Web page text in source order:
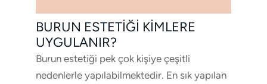
BURUN ESTETIĞI KIMLERE
UYGULANIR?
Burun estetiği pek çok kişiye çeşitli
nedenlerle yapılabilmektedir. En sık yapılan